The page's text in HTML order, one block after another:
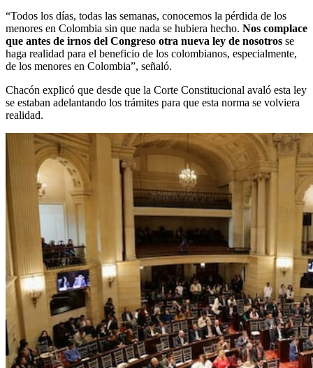
“Todos los días, todas las semanas, conocemos la pérdida de los
menores en Colombia sin que nada se hubiera hecho. Nos complace
que antes de irnos del Congreso otra nueva ley de nosotros se
haga realidad para el beneficio de los colombianos, especialmente,
de los menores en Colombia”, señaló.
Chacón explicó que desde que la Corte Constitucional avaló esta ley
se estaban adelantando los trámites para que esta norma se volviera
realidad.